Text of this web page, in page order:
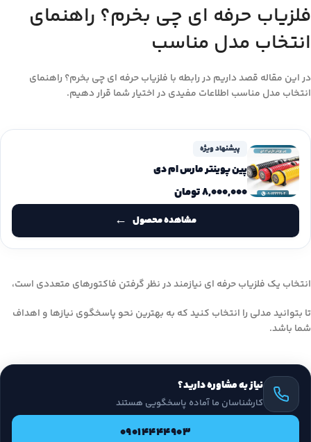
فلزیاب حرفه‌ ای چی بخرم؟ راهنمای
انتخاب مدل مناسب
در این مقاله قصد داریم در رابطه با فلزیاب حرفه‌ ای چی بخرم؟ راهنمای
انتخاب مدل مناسب اطلاعات مفیدی در اختیار شما قرار دهیم.
پیشنهاد ویژه
پین پوینتر مارس ام دی
۸,۰۰۰,۰۰۰تومان
مشاهده محصول
انتخاب یک فلزیاب حرفه‌ ای نیازمند در نظر گرفتن فاکتورهای متعددی است،
تا بتوانید مدلی را انتخاب کنید که به بهترین نحو پاسخگوی نیازها و اهداف
شما باشد.
نیاز به مشاوره دارید؟
کارشناسان ما آماده پاسخگویی هستند
09014444903